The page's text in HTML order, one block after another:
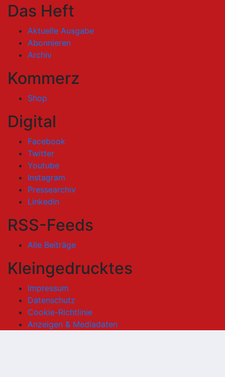
Das Heft
Aktuelle Ausgabe
Abonnieren
Archiv
Kommerz
Shop
Digital
Facebook
Twitter
Youtube
Instagram
Pressearchiv
LinkedIn
RSS-Feeds
Alle Beiträge
Kleingedrucktes
Impressum
Datenschutz
Cookie-Richtlinie
Anzeigen & Mediadaten